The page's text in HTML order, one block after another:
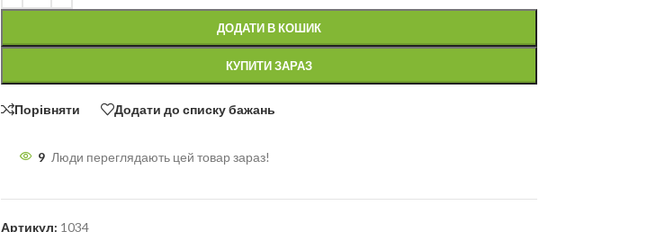
ДОДАТИ В КОШИК
КУПИТИ ЗАРАЗ
Порівняти Додати до списку бажань
9 Люди переглядають цей товар зараз!
Артикул: 1034